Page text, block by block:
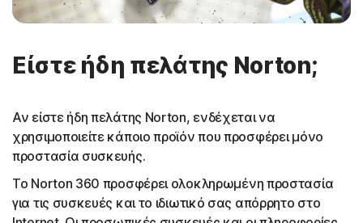
Είστε ήδη πελάτης Norton;
Αν είστε ήδη πελάτης Norton, ενδέχεται να
χρησιμοποιείτε κάποιο προϊόν που προσφέρει μόνο
προστασία συσκευής.
Το Norton 360 προσφέρει ολοκληρωμένη προστασία
για τις συσκευές και το ιδιωτικό σας απόρρητο στο